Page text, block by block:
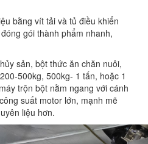
bằng vít tải và tủ điều khiển
gói thành phẩm nhanh,
sản, bột thức ăn chăn nuôi,
500kg, 500kg- 1 tấn, hoặc 1
trộn bột nằm ngang với cánh
suất motor lớn, mạnh mẽ
liệu hơn.